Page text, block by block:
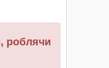
роблячи